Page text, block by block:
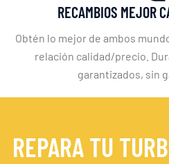
RECAMBIOS MEJOR
Obtén lo mejor de ambos
relación calidad/precio.
garantizados, sin
REPARA TU